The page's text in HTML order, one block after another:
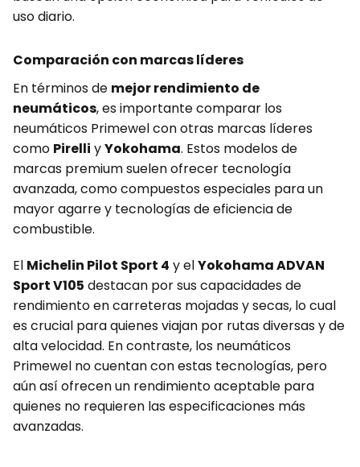
uso diario.
Comparación con marcas líderes
En términos de mejor rendimiento de
neumáticos, es importante comparar los
neumáticos Primewel con otras marcas líderes
como Pirelli yYokohama. Estos modelos de
marcas premium suelen ofrecer tecnología
avanzada, como compuestos especiales para un
mayor agarre y tecnologías de eficiencia de
combustible.
El Michelin Pilot Sport 4 y elYokohama ADVAN
Sport V105 destacan por sus capacidades de
rendimiento en carreteras mojadas y secas, lo cual
es crucial para quienes viajan por rutas diversas y de
alta velocidad. En contraste, los neumáticos
Primewel no cuentan con estas tecnologías, pero
aún así ofrecen un rendimiento aceptable para
quienes no requieren las especificaciones más
avanzadas.